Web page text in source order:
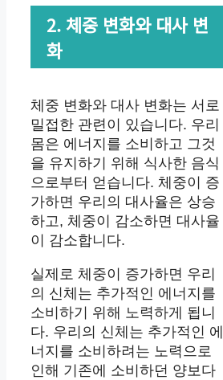
2. 체중 변화와 대사 변
화
체중 변화와 대사 변화는 서로
밀접한 관련이 있습니다. 우리
몸은 에너지를 소비하고 그것
을 유지하기 위해 식사한 음식
으로부터 얻습니다. 체중이 증
가하면 우리의 대사율은 상승
하고, 체중이 감소하면 대사율
이 감소합니다.
실제로 체중이 증가하면 우리
의 신체는 추가적인 에너지를
소비하기 위해 노력하게 됩니
다. 우리의 신체는 추가적인 에
너지를 소비하려는 노력으로
인해 기존에 소비하던 양보다